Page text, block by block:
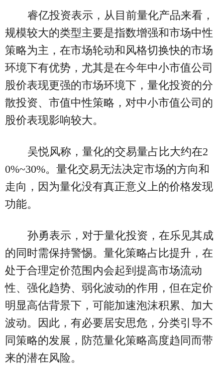
睿亿投资表示，从目前量化产品来看，
规模较大的类型主要是指数增强和市场中性
策略为主，在市场轮动和风格切换快的市场
环境下有优势，尤其是在今年中小市值公司
股价表现更强的市场环境下，量化投资的分
散投资、市值中性策略，对中小市值公司的
股价表现影响较大。
吴悦风称，量化的交易量占比大约在2
0%~30%。量化交易无法决定市场的方向和
走向，因为量化没有真正意义上的价格发现
功能。
孙勇表示，对于量化投资，在乐见其成
的同时需保持警惕。量化策略占比提升，在
处于合理定价范围内会起到提高市场流动
性、强化趋势、弱化波动的作用，但在定价
明显高估背景下，可能加速泡沫积累、加大
波动。因此，有必要居安思危，分类引导不
同策略的发展，防范量化策略高度趋同而带
来的潜在风险。